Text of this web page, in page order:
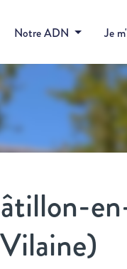
Notre ADN Je